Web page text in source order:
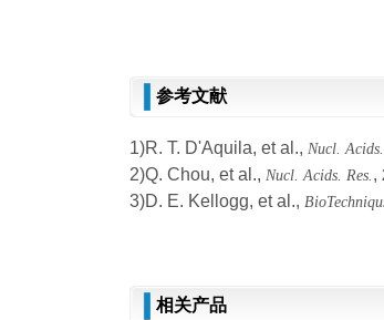
参考文献
1)R. T. D'Aquila, et al., Nucl. Acids.
2)Q. Chou, et al., Nucl. Acids. Res. ,
3)D. E. Kellogg, et al.,
相关产品